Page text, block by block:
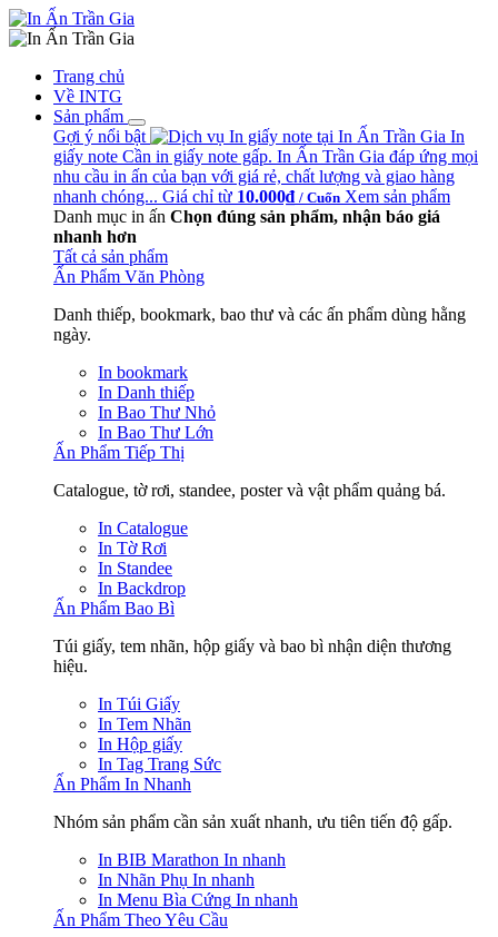
Trang chủ
Về INTG
Sản phẩm
Gợi ý nổi bật
In
giấy note Cần in giấy note gấp. In Ấn Trần Gia đáp ứng mọi
nhu cầu in ấn của bạn với giá rẻ, chất lượng và giao hàng
nhanh chóng... Giá chỉ từ 10.000₫ / Cuốn Xem sản phẩm
Danh mục in ấn Chọn đúng sản phẩm, nhận báo giá
nhanh hơn
Tất cả sản phẩm
Ấn Phẩm Văn Phòng
Danh thiếp, bookmark, bao thư và các ấn phẩm dùng hằng
ngày.
In bookmark
In Danh thiếp
In Bao Thư Nhỏ
In Bao Thư Lớn
Ấn Phẩm Tiếp Thị
Catalogue, tờ rơi, standee, poster và vật phẩm quảng bá.
In Catalogue
In Tờ Rơi
In Standee
In Backdrop
Ấn Phẩm Bao Bì
Túi giấy, tem nhãn, hộp giấy và bao bì nhận diện thương
hiệu.
In Túi Giấy
In Tem Nhãn
In Hộp giấy
In Tag Trang Sức
Ấn Phẩm In Nhanh
Nhóm sản phẩm cần sản xuất nhanh, ưu tiên tiến độ gấp.
In BIB Marathon In nhanh
In Nhãn Phụ In nhanh
In Menu Bìa Cứng In nhanh
Ấn Phẩm Theo Yêu Cầu